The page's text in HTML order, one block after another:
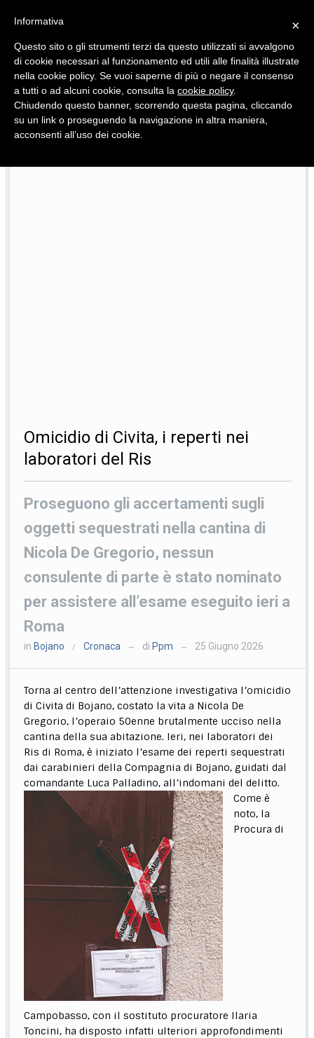
Quotidiano d'informazione distribuito in Molise con
Omicidio di Civita, i reperti nei
laboratori del Ris
Proseguono gli accertamenti sugli
oggetti sequestrati nella cantina di
Nicola De Gregorio, nessun
consulente di parte è stato nominato
per assistere all’esame eseguito ieri a
Roma
in Bojano / Cronaca — di Ppm — 25 Giugno 2026
Torna al centro dell’attenzione investigativa l’omicidio
di Civita di Bojano, costato la vita a Nicola De
Gregorio, l’operaio 50enne brutalmente ucciso nella
cantina della sua abitazione. Ieri, nei laboratori dei
Ris di Roma, è iniziato l’esame dei reperti sequestrati
dai carabinieri della Compagnia di Bojano, guidati dal
comandante Luca Palladino, all’indomani del delitto.
Come è
noto, la
Procura di
Campobasso, con il sostituto procuratore Ilaria
Toncini, ha disposto infatti ulteriori approfondimenti
×
Informativa
Questo sito o gli strumenti terzi da questo utilizzati si avvalgono
di cookie necessari al funzionamento ed utili alle finalità illustrate
nella cookie policy. Se vuoi saperne di più o negare il consenso
a tutti o ad alcuni cookie, consulta la cookie policy.
Chiudendo questo banner, scorrendo questa pagina, cliccando
su un link o proseguendo la navigazione in altra maniera,
acconsenti all’uso dei cookie.